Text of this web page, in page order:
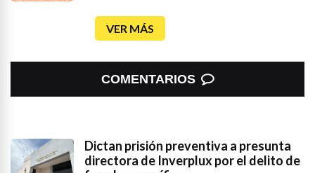
VER MÁS
COMENTARIOS
Dictan prisión preventiva a presunta
directora de Inverplux por el delito de